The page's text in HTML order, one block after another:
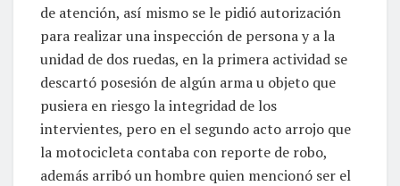
de atención, así mismo se le pidió autorización
para realizar una inspección de persona y a la
unidad de dos ruedas, en la primera actividad se
descartó posesión de algún arma u objeto que
pusiera en riesgo la integridad de los
intervientes, pero en el segundo acto arrojo que
la motocicleta contaba con reporte de robo,
además arribó un hombre quien mencionó ser el